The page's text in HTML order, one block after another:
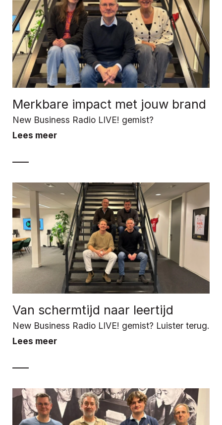
Merkbare impact met jouw brand
New Business Radio LIVE! gemist?
Lees meer
Van schermtijd naar leertijd
New Business Radio LIVE! gemist? Luister terug.
Lees meer